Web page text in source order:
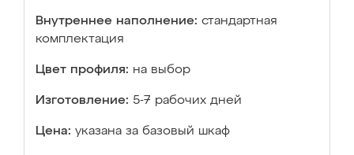
Внутреннее наполнение: стандартная
комплектация
Цвет профиля: на выбор
Изготовление: 5-7 рабочих дней
Цена: указана за базовый шкаф